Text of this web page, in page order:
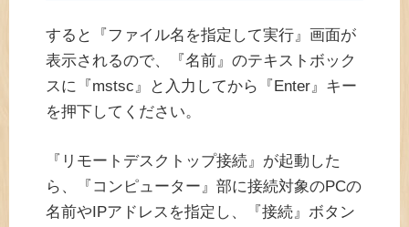
すると『ファイル名を指定して実行』画面が
表示されるので、『名前』のテキストボック
スに『mstsc』と入力してから『Enter』キー
を押下してください。
『リモートデスクトップ接続』が起動した
ら、『コンピューター』部に接続対象のPCの
名前やIPアドレスを指定し、『接続』ボタン